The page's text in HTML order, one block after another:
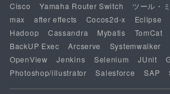
Cisco
Yamaha Router Switch ツール・
max
after effects Cocos2d-x Eclipse
Hadoop
Cassandra Mybatis TomCat
BackUP Exec
Arcserve Systemwalker
OpenView
Jenkins Selenium JUnit
Photoshop/illustrator
Salesforce SAP